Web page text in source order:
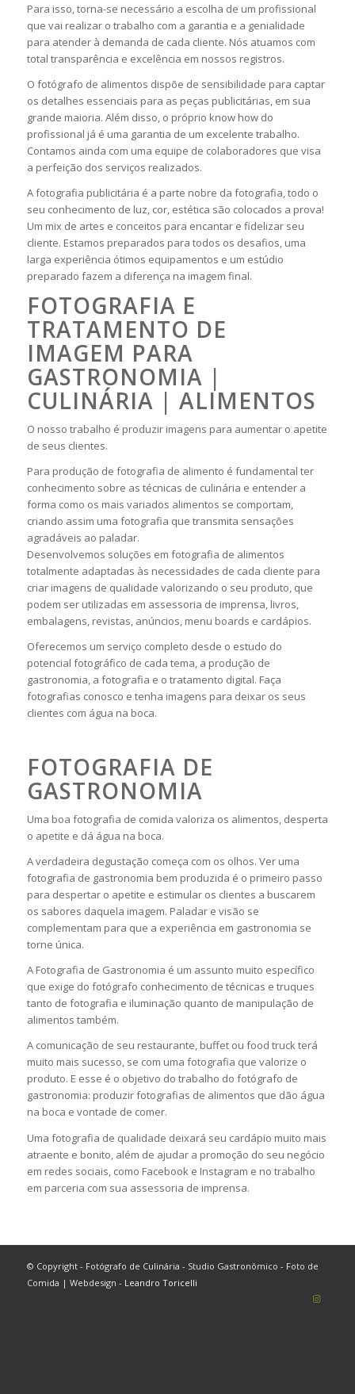
Para isso, torna-se necessário a escolha de um profissional
que vai realizar o trabalho com a garantia e a genialidade
para atender à demanda de cada cliente. Nós atuamos com
total transparência e excelência em nossos registros.
O fotógrafo de alimentos dispõe de sensibilidade para captar
os detalhes essenciais para as peças publicitárias, em sua
grande maioria. Além disso, o próprio know how do
profissional já é uma garantia de um excelente trabalho.
Contamos ainda com uma equipe de colaboradores que visa
a perfeição dos serviços realizados.
A fotografia publicitária é a parte nobre da fotografia, todo o
seu conhecimento de luz, cor, estética são colocados a prova!
Um mix de artes e conceitos para encantar e fidelizar seu
cliente. Estamos preparados para todos os desafios, uma
larga experiência ótimos equipamentos e um estúdio
preparado fazem a diferença na imagem final.
FOTOGRAFIA E
TRATAMENTO DE
IMAGEM PARA
GASTRONOMIA |
CULINÁRIA | ALIMENTOS
O nosso trabalho é produzir imagens para aumentar o apetite
de seus clientes.
Para produção de fotografia de alimento é fundamental ter
conhecimento sobre as técnicas de culinária e entender a
forma como os mais variados alimentos se comportam,
criando assim uma fotografia que transmita sensações
agradáveis ao paladar.
Desenvolvemos soluções em fotografia de alimentos
totalmente adaptadas às necessidades de cada cliente para
criar imagens de qualidade valorizando o seu produto, que
podem ser utilizadas em assessoria de imprensa, livros,
embalagens, revistas, anúncios, menu boards e cardápios.
Oferecemos um serviço completo desde o estudo do
potencial fotográfico de cada tema, a produção de
gastronomia, a fotografia e o tratamento digital. Faça
fotografias conosco e tenha imagens para deixar os seus
clientes com água na boca.
FOTOGRAFIA DE
GASTRONOMIA
Uma boa fotografia de comida valoriza os alimentos, desperta
o apetite e dá água na boca.
A verdadeira degustação começa com os olhos. Ver uma
fotografia de gastronomia bem produzida é o primeiro passo
para despertar o apetite e estimular os clientes a buscarem
os sabores daquela imagem. Paladar e visão se
complementam para que a experiência em gastronomia se
torne única.
A Fotografia de Gastronomia é um assunto muito específico
que exige do fotógrafo conhecimento de técnicas e truques
tanto de fotografia e iluminação quanto de manipulação de
alimentos também.
A comunicação de seu restaurante, buffet ou food truck terá
muito mais sucesso, se com uma fotografia que valorize o
produto. E esse é o objetivo do trabalho do fotógrafo de
gastronomia: produzir fotografias de alimentos que dão água
na boca e vontade de comer.
Uma fotografia de qualidade deixará seu cardápio muito mais
atraente e bonito, além de ajudar a promoção do seu negócio
em redes sociais, como Facebook e Instagram e no trabalho
em parceria com sua assessoria de imprensa.
© Copyright - Fotógrafo de Culinária - Studio Gastronômico - Foto de
Comida | Webdesign - Leandro Toricelli